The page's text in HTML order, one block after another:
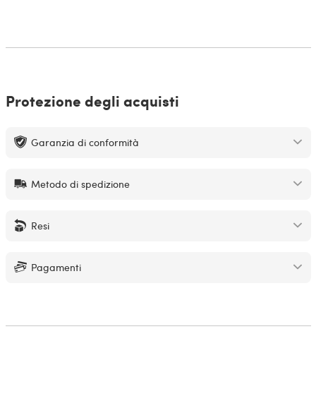
Protezione degli acquisti
Garanzia di conformità
Metodo di spedizione
Resi
Pagamenti